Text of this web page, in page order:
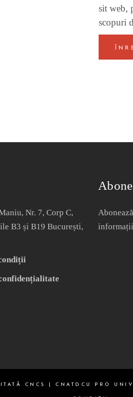
sit web,
scopuri
Nr. 7, Corp C,
B3 și B19 București,
informații
CNCS | CNATDCU PRO